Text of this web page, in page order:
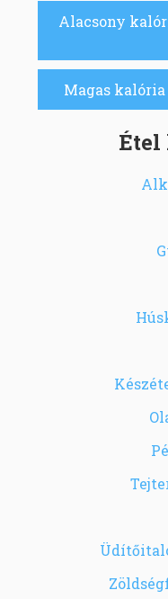
Alacsony
Magas
Étel